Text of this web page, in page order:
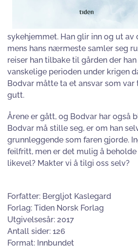
sykehjemmet. Han glir inn og ut av
mens hans nærmeste samler seg
reiser han tilbake til gården der
vanskelige perioden under krigen
Bodvar måtte ta et ansvar som var
gutt.
Årene er gått, og Bodvar har også
Bodvar må stille seg, er om han
grunnleggende som faren gjorde.
feilfritt, men er det mulig å
likevel? Makter vi å tilgi oss selv?
Forfatter: Bergljot Kaslegard
Forlag: Tiden Norsk Forlag
Utgivelsesår: 2017
Antall sider: 126
Format: Innbundet